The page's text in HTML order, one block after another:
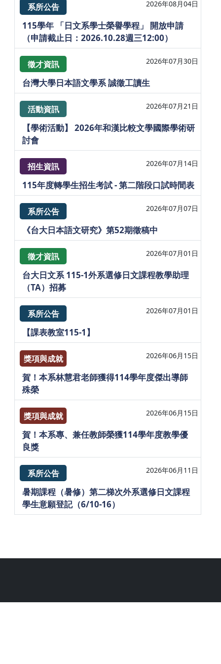
系所公告 2026年08月04日
115學年 「日文系學士榮譽學程」 開放申請
（申請截止日：2026.10.28週三12:00）
徵才資訊 2026年07月30日
台灣大學日本語文學系 誠徵工讀生
活動資訊 2026年07月21日
【學術活動】 2026年和漢比較文學國際學術研
討會
招生資訊 2026年07月14日
115年度轉學生招生考試 - 第二階段口試時間表
系所公告 2026年07月07日
《台大日本語文研究》第52期徵稿中
徵才資訊 2026年07月01日
台大日文系 115-1外系選修日文課程教學助理
（TA）招募
系所公告 2026年07月01日
【課表教室115-1】
獎項與成就 2026年06月15日
賀！本系林慧君老師獲得114學年度傑出導師
殊榮
獎項與成就 2026年06月15日
賀！本系專、兼任教師榮獲114學年度教學優
良獎
系所公告 2026年06月11日
暑期課程（暑修）第二梯次外系選修日文課程
學生意願登記（6/10-16）